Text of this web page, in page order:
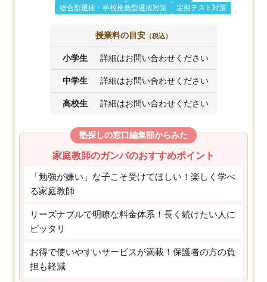
総合型選抜・学校推薦型選抜対策
定期テスト対策
授業料の目安 （税込）
小学生 詳細はお問い合わせください
中学生 詳細はお問い合わせください
高校生 詳細はお問い合わせください
塾探しの窓口編集部からみた
家庭教師のガンバのおすすめポイント
「勉強が嫌い」な子こそ受けてほしい！楽しく学べ
る家庭教師
リーズナブルで明瞭な料金体系！長く続けたい人に
ピッタリ
お得で使いやすいサービスが満載！保護者の方の負
担も軽減